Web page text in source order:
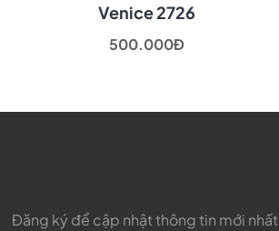
Venice 2726
500.000Đ
Đăng ký để cập nhật thông tin mới nhất